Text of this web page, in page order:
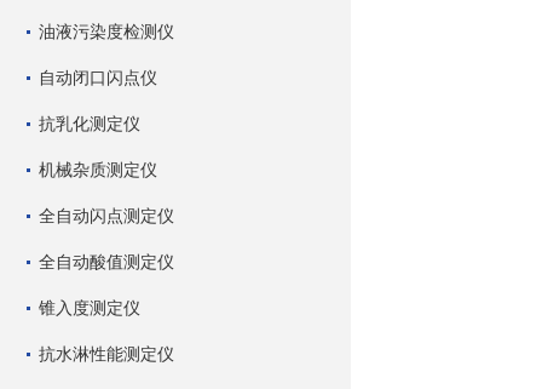
油液污染度检测仪
自动闭口闪点仪
抗乳化测定仪
机械杂质测定仪
全自动闪点测定仪
全自动酸值测定仪
锥入度测定仪
抗水淋性能测定仪